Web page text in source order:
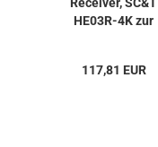
HE03R-4K zur
117,81 EUR